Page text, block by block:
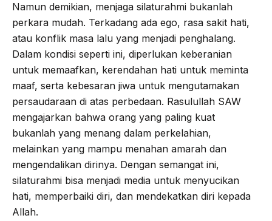
Namun demikian, menjaga silaturahmi bukanlah
perkara mudah. Terkadang ada ego, rasa sakit hati,
atau konflik masa lalu yang menjadi penghalang.
Dalam kondisi seperti ini, diperlukan keberanian
untuk memaafkan, kerendahan hati untuk meminta
maaf, serta kebesaran jiwa untuk mengutamakan
persaudaraan di atas perbedaan. Rasulullah SAW
mengajarkan bahwa orang yang paling kuat
bukanlah yang menang dalam perkelahian,
melainkan yang mampu menahan amarah dan
mengendalikan dirinya. Dengan semangat ini,
silaturahmi bisa menjadi media untuk menyucikan
hati, memperbaiki diri, dan mendekatkan diri kepada
Allah.